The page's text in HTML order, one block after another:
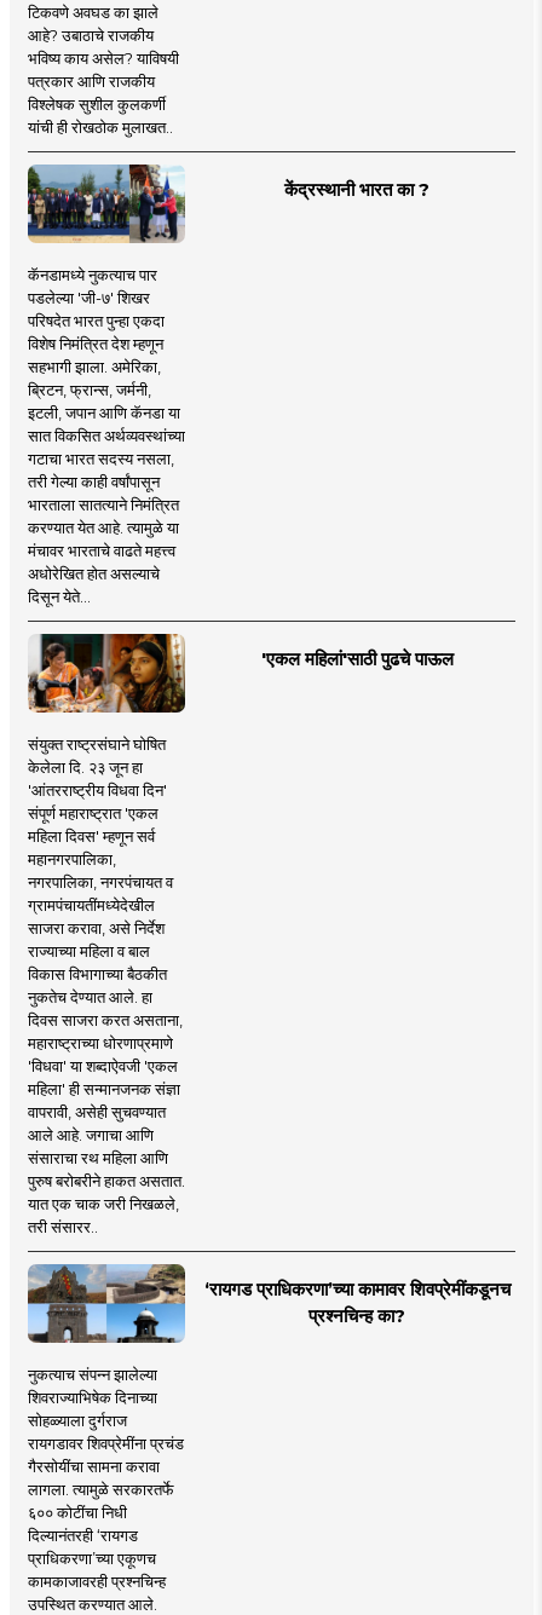
टिकवणे अवघड का झाले
आहे? उबाठाचे राजकीय
भविष्य काय असेल? याविषयी
पत्रकार आणि राजकीय
विश्लेषक सुशील कुलकर्णी
यांची ही रोखठोक मुलाखत..
केंद्रस्थानी भारत का ?
कॅनडामध्ये नुकत्याच पार
पडलेल्या 'जी-७' शिखर
परिषदेत भारत पुन्हा एकदा
विशेष निमंत्रित देश म्हणून
सहभागी झाला. अमेरिका,
ब्रिटन, फ्रान्स, जर्मनी,
इटली, जपान आणि कॅनडा या
सात विकसित अर्थव्यवस्थांच्या
गटाचा भारत सदस्य नसला,
तरी गेल्या काही वर्षांपासून
भारताला सातत्याने निमंत्रित
करण्यात येत आहे. त्यामुळे या
मंचावर भारताचे वाढते महत्त्व
अधोरेखित होत असल्याचे
दिसून येते...
'एकल महिलां'साठी पुढचे पाऊल
संयुक्त राष्ट्रसंघाने घोषित
केलेला दि. २३ जून हा
'आंतरराष्ट्रीय विधवा दिन'
संपूर्ण महाराष्ट्रात 'एकल
महिला दिवस' म्हणून सर्व
महानगरपालिका,
नगरपालिका, नगरपंचायत व
ग्रामपंचायतींमध्येदेखील
साजरा करावा, असे निर्देश
राज्याच्या महिला व बाल
विकास विभागाच्या बैठकीत
नुकतेच देण्यात आले. हा
दिवस साजरा करत असताना,
महाराष्ट्राच्या धोरणाप्रमाणे
'विधवा' या शब्दाऐवजी 'एकल
महिला' ही सन्मानजनक संज्ञा
वापरावी, असेही सुचवण्यात
आले आहे. जगाचा आणि
संसाराचा रथ महिला आणि
पुरुष बरोबरीने हाकत असतात.
यात एक चाक जरी निखळले,
तरी संसारर..
‘रायगड प्राधिकरणा’च्या कामावर शिवप्रेमींकडूनच
प्रश्नचिन्ह का?
नुकत्याच संपन्न झालेल्या
शिवराज्याभिषेक दिनाच्या
सोहळ्याला दुर्गराज
रायगडावर शिवप्रेमींना प्रचंड
गैरसोयींचा सामना करावा
लागला. त्यामुळे सरकारतर्फे
६०० कोटींचा निधी
दिल्यानंतरही ‘रायगड
प्राधिकरणा’च्या एकूणच
कामकाजावरही प्रश्नचिन्ह
उपस्थित करण्यात आले.